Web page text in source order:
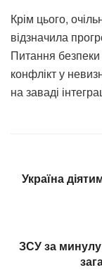
Крім цього,
відзначила
Питання
конфлікт у
на заваді
Україна
ЗСУ за